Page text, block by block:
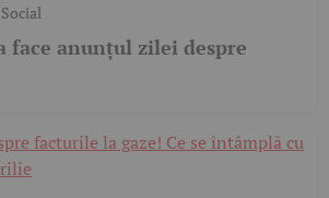
Social
face anunțul zilei despre